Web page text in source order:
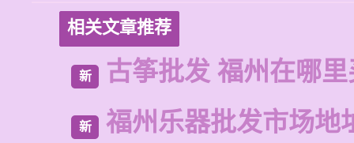
相关文章推荐
新 古筝批发 福州在哪
新 福州乐器批发市场地